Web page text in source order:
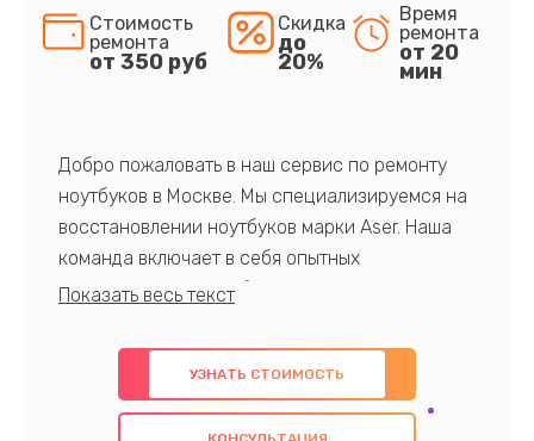
Стоимость
ремонта
от 350 руб
Скидка
до
20%
Время
ремонта
от 20
мин
Добро пожаловать в наш сервис по ремонту
ноутбуков в Москве. Мы специализируемся на
восстановлении ноутбуков марки Aser. Наша
команда включает в себя опытных
профессионалов с обширными знаниями и
предлагаем быстрый и качественный ремонт с
использованием оригинальных компонентов, а
также гарантируем качество всех
УЗНАТЬ СТОИМОСТЬ